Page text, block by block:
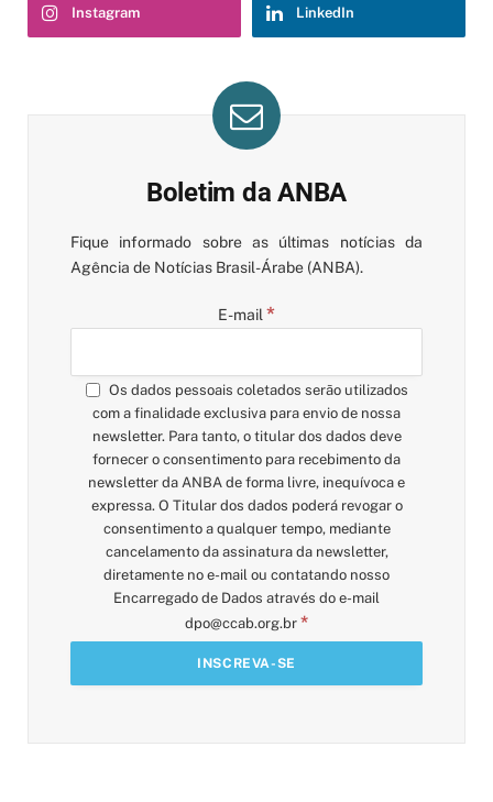
Instagram LinkedIn
Boletim da ANBA
Fique informado sobre as últimas notícias da
Agência de Notícias Brasil-Árabe (ANBA).
E-mail *
Os dados pessoais coletados serão utilizados
com a finalidade exclusiva para envio de nossa
newsletter. Para tanto, o titular dos dados deve
fornecer o consentimento para recebimento da
newsletter da ANBA de forma livre, inequívoca e
expressa. O Titular dos dados poderá revogar o
consentimento a qualquer tempo, mediante
cancelamento da assinatura da newsletter,
diretamente no e-mail ou contatando nosso
Encarregado de Dados através do e-mail
dpo@ccab.org.br *